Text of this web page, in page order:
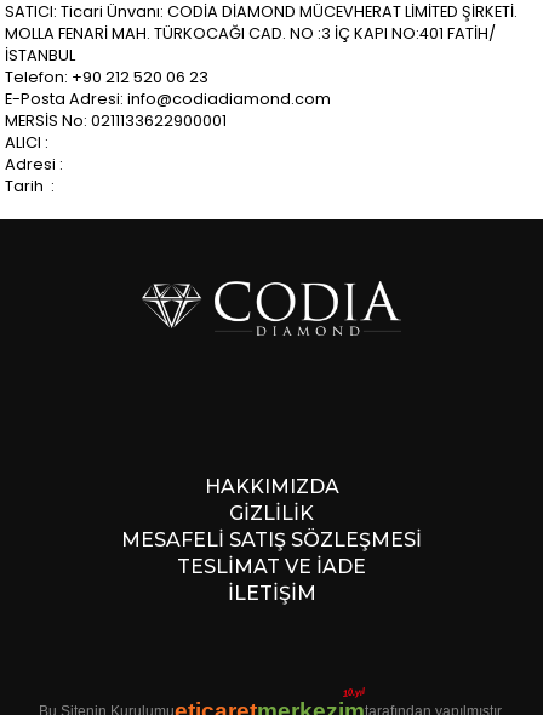
SATICI: Ticari Ünvanı: CODİA DİAMOND MÜCEVHERAT LİMİTED ŞİRKETİ.
MOLLA FENARİ MAH. TÜRKOCAĞI CAD. NO :3 İÇ KAPI NO:401 FATİH/
İSTANBUL
Telefon: +90 212 520 06 23
E-Posta Adresi:info@codiadiamond.com
MERSİS No: 0211133622900001
ALICI :
Adresi :
Tarih :
HAKKIMIZDA
GİZLİLİK
MESAFELİ SATIŞ SÖZLEŞMESİ
TESLİMAT VE İADE
İLETİŞİM
Bu Sitenin Kurulumu
10.yıl
tarafından yapılmıştır.